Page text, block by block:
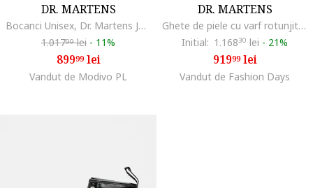
DR. MARTENS
Bocanci Unisex, Dr. Martens Jadon 41324200
1.01799lei - 11%
89999lei
Vandut de Modivo PL
DR. MARTENS
Ghete de piele cu varf rotunjit, Negru
Initial: 1.16830 lei - 21%
91999lei
Vandut de Fashion Days